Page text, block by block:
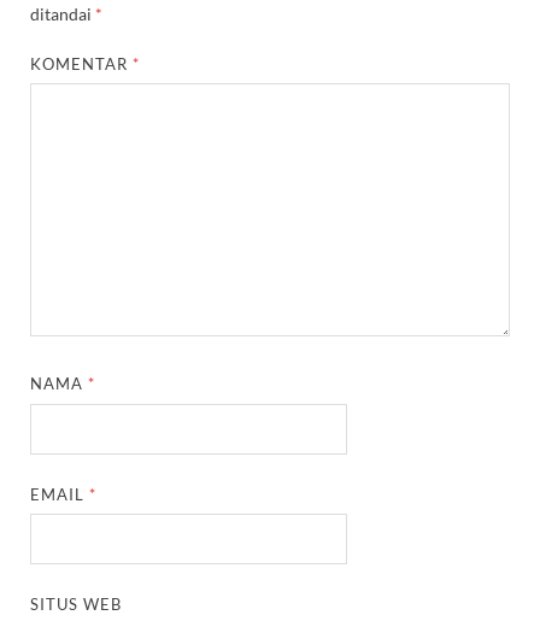
ditandai *
KOMENTAR *
NAMA *
EMAIL *
SITUS WEB